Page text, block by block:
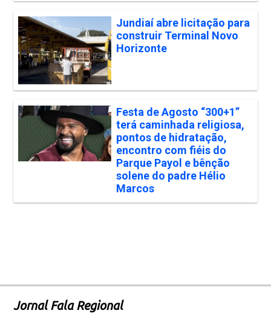
Jundiaí abre licitação para
construir Terminal Novo
Horizonte
Festa de Agosto “300+1”
terá caminhada religiosa,
pontos de hidratação,
encontro com fiéis do
Parque Payol e bênção
solene do padre Hélio
Marcos
Jornal Fala Regional